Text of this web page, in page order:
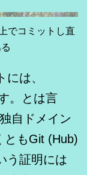
でコミットし直
は、
。とは言
自ドメイン
ともGit (Hub)
う証明には